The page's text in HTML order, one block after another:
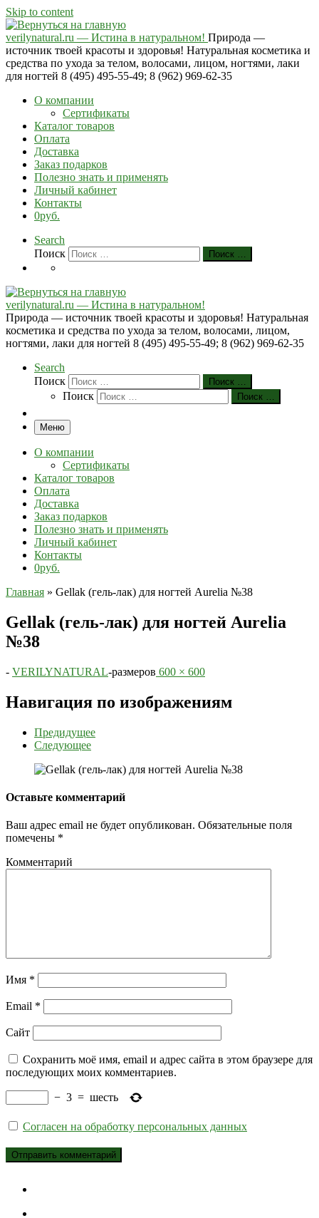
Skip to content
verilynatural.ru — Истина в натуральном! Природа —
источник твоей красоты и здоровья! Натуральная косметика и
средства по ухода за телом, волосами, лицом, ногтями, лаки
для ногтей 8 (495) 495-55-49; 8 (962) 969-62-35
О компании
Сертификаты
Каталог товаров
Оплата
Доставка
Заказ подарков
Полезно знать и применять
Личный кабинет
Контакты
0руб.
Search
Поиск
Поиск …
verilynatural.ru — Истина в натуральном!
Природа — источник твоей красоты и здоровья! Натуральная
косметика и средства по ухода за телом, волосами, лицом,
ногтями, лаки для ногтей 8 (495) 495-55-49; 8 (962) 969-62-35
Search
Поиск
Поиск …
Поиск Поиск …
Меню
О компании
Сертификаты
Каталог товаров
Оплата
Доставка
Заказ подарков
Полезно знать и применять
Личный кабинет
Контакты
0руб.
Главная » Gellak (гель-лак) для ногтей Aurelia №38
Gellak (гель-лак) для ногтей Aurelia
№38
- VERILYNATURAL-размеров 600 × 600
Навигация по изображениям
Предидущее
Следующее
Оставьте комментарий
Ваш адрес email не будет опубликован. Обязательные поля
помечены *
Комментарий
Имя *
Email *
Сайт
Сохранить моё имя, email и адрес сайта в этом браузере для
последующих моих комментариев.
− 3 = шесть
Согласен на обработку персональных данных